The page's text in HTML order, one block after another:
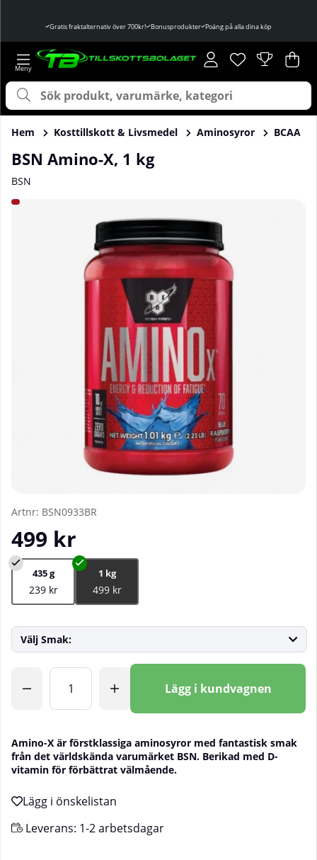
Gratis fraktalternativ över 700kr! Bonusprodukter Poäng på alla dina köp
Önskelista
Antal i
. .
Hem Kosttillskott & Livsmedel Aminosyror BCAA
BSN Amino-X, 1 kg
BSN
Produktbilder BSN Amino-X, 1 kg
Artnr: BSN0933BR
499 kr
435 g
239 kr
1 kg
499 kr
Välj Smak:
Lägg i kundvagnen
Amino-X är förstklassiga aminosyror med fantastisk smak
från det världskända varumärket BSN. Berikad med D-
vitamin för förbättrat välmående.
Leverans: 1-2 arbetsdagar